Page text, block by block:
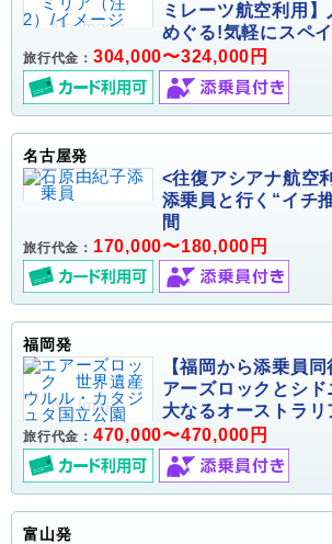
ミレーツ航空利用
めぐる!気軽にスペ
旅行代金： 304,000〜324,000円
名古屋発
<往復アシアナ航空
添乗員と行く“イチ
間
旅行代金： 170,000〜180,000円
福岡発
【福岡から添乗員
アーズロックとシ
大なるオーストラリ
旅行代金： 470,000〜470,000円
富山発